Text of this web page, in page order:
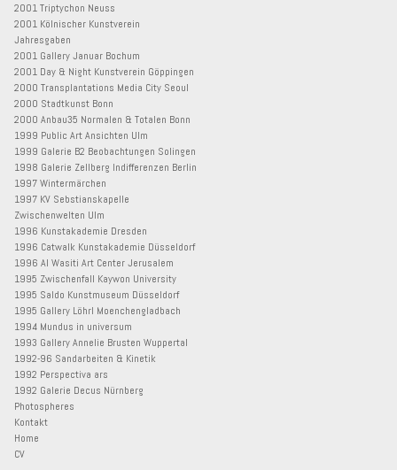
2001 Triptychon Neuss
2001 Kölnischer Kunstverein
Jahresgaben
2001 Gallery Januar Bochum
2001 Day & Night Kunstverein Göppingen
2000 Transplantations Media City Seoul
2000 Stadtkunst Bonn
2000 Anbau35 Normalen & Totalen Bonn
1999 Public Art Ansichten Ulm
1999 Galerie B2 Beobachtungen Solingen
1998 Galerie Zellberg Indifferenzen Berlin
1997 Wintermärchen
1997 KV Sebstianskapelle
Zwischenwelten Ulm
1996 Kunstakademie Dresden
1996 Catwalk Kunstakademie Düsseldorf
1996 Al Wasiti Art Center Jerusalem
1995 Zwischenfall Kaywon University
1995 Saldo Kunstmuseum Düsseldorf
1995 Gallery Löhrl Moenchengladbach
1994 Mundus in universum
1993 Gallery Annelie Brusten Wuppertal
1992-96 Sandarbeiten & Kinetik
1992 Perspectiva ars
1992 Galerie Decus Nürnberg
Photospheres
Kontakt
Home
CV